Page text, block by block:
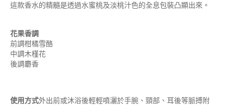
這款香水的精髓是透過水蜜桃及淡桃汁色的全息包裝凸顯出來。
花果香調
前調柑橘雪酪
中調木槿花
後調麝香
使用方式外出前或沐浴後輕輕噴灑於手腕、頸部、耳後等脈搏附